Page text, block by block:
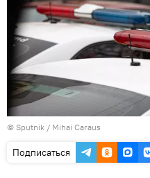
© Sputnik / Mihai Caraus
Подписаться